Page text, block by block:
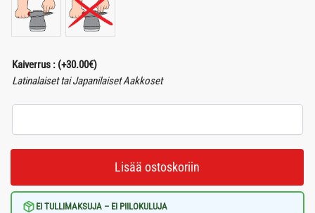
Kaiverrus : (+30.00€)
Latinalaiset tai Japanilaiset Aakkoset
Lisää ostoskoriin
EI TULLIMAKSUJA – EI PIILOKULUJA